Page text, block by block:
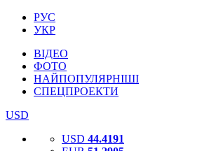
РУС
УКР
ВІДЕО
ФОТО
НАЙПОПУЛЯРНІШІ
СПЕЦПРОЕКТИ
USD
USD 44.4191